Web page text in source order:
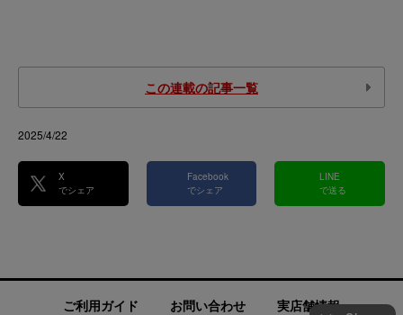
この連載の記事一覧
2025/4/22
X
でシェア
Facebook
でシェア
LINE
で送る
ご利用ガイド お問い合わせ 実店舗情報